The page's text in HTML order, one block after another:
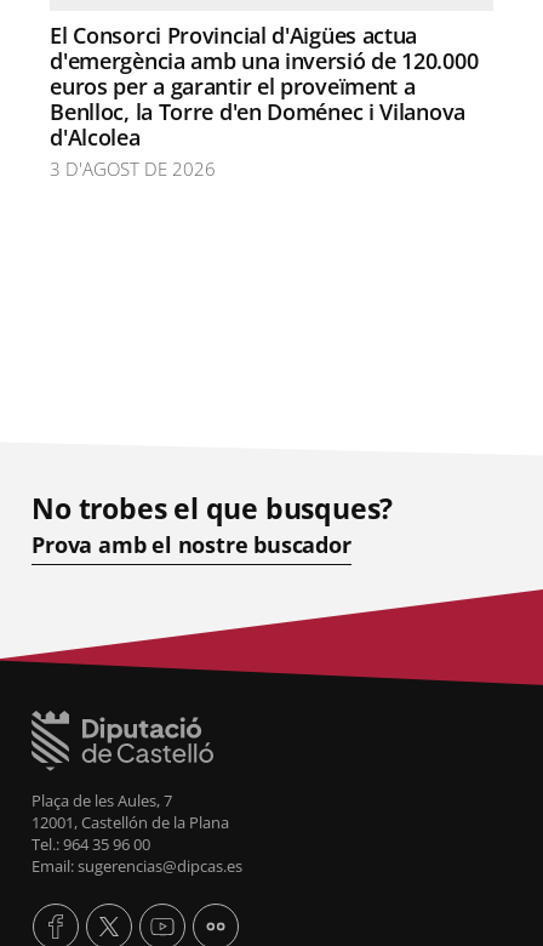
El Consorci Provincial d'Aigües actua
d'emergència amb una inversió de 120.000
euros per a garantir el proveïment a
Benlloc, la Torre d'en Doménec i Vilanova
d'Alcolea
3 D'AGOST DE 2026
No trobes el que busques?
Prova amb el nostre buscador
Plaça de les Aules, 7
12001, Castellón de la Plana
Tel.: 964 35 96 00
Email: sugerencias@dipcas.es